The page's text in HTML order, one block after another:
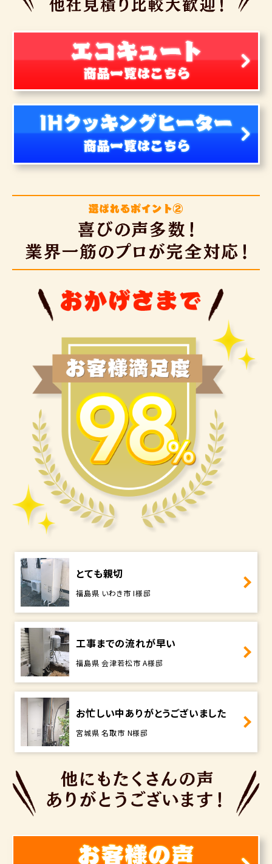
とても親切
福島県 いわき市 I様邸
工事までの流れが早い
福島県 会津若松市 A様邸
お忙しい中ありがとうございました
宮城県 名取市 N様邸